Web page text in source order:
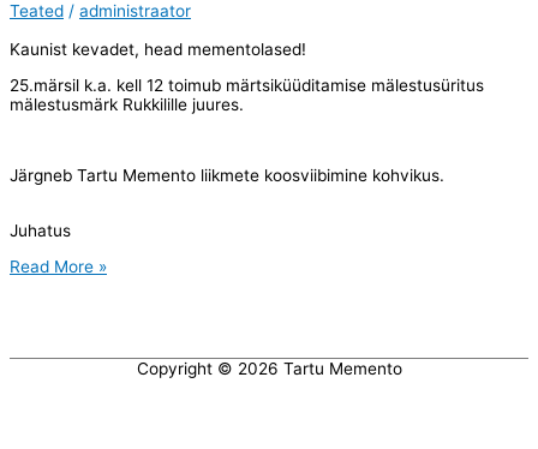
Teated / administraator
Kaunist kevadet, head mementolased!
25.märsil k.a. kell 12 toimub märtsiküüditamise mälestusüritus
mälestusmärk Rukkilille juures.
Järgneb Tartu Memento liikmete koosviibimine kohvikus.
Juhatus
Märtsiküüditamise
Read More »
Copyright © 2026 Tartu Memento